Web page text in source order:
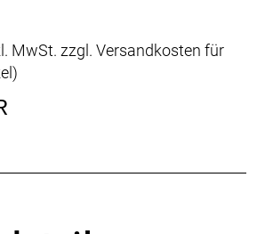
MwSt. zzgl. Versandkosten für
)